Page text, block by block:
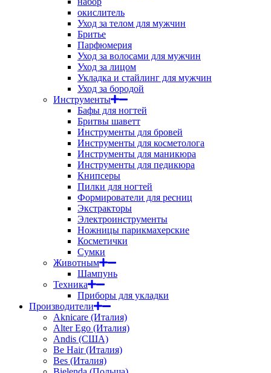
окислитель
Уход за телом для мужчин
Бритье
Парфюмерия
Уход за волосами для мужчин
Уход за лицом
Укладка и стайлинг для мужчин
Уход за бородой
Инструменты
Бафы для ногтей
Бритвы шаветт
Инструменты для бровей
Инструменты для косметолога
Инструменты для маникюра
Инструменты для педикюра
Книпсеры
Пилки для ногтей
Формирователи для ресниц
Экстракторы
Электроинструменты
Ножницы парикмахерские
Косметички
Сумки
Животным
Шампунь
Техника
Приборы для укладки
Производители
Aknicare (Италия)
Alter Ego (Италия)
Andis (США)
Be Hair (Италия)
Bes (Италия)